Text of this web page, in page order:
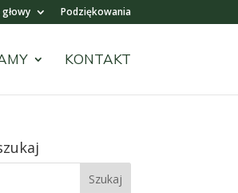
Podziękowania
KONTAKT